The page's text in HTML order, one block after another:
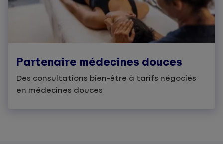
Partenaire médecines douces
Des consultations bien-être à tarifs négociés
en médecines douces